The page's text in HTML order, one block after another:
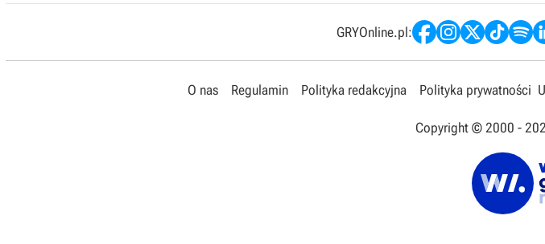
GRYOnline.pl:
O nas Regulamin Polityka redakcyjna Polityka prywatności
Copyright © 2000 -